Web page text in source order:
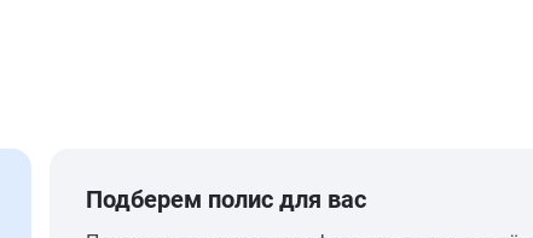
Подберем полис для вас